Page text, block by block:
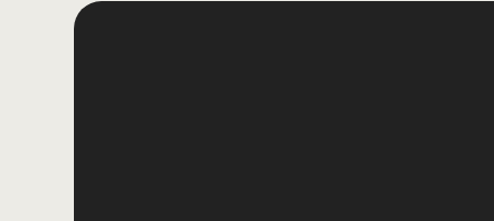
Reproductor
de